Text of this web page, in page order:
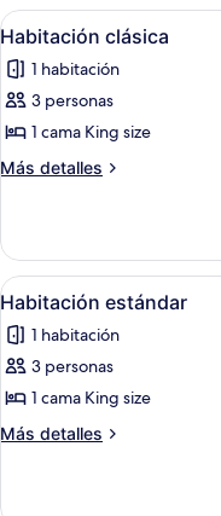
Abrir
todas
las
fotos
de
Habitación
2
Habitación clásica
1 habitación
3 personas
1 cama King size
Más detalles
Más
clásica
Abrir
todas
las
fotos
de
Habitación
1
Habitación estándar
1 habitación
3 personas
1 cama King size
Más detalles
Más